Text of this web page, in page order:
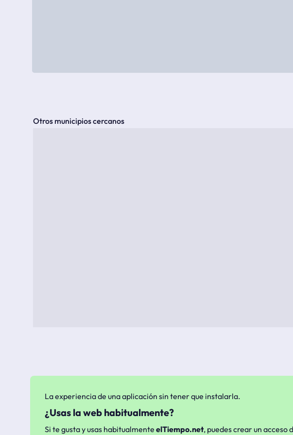
Otros municipios cercanos
La experiencia de una aplicación sin tener que instalarla.
¿Usas la web habitualmente?
Si te gusta y usas habitualmente elTiempo.net, puedes crear un acceso